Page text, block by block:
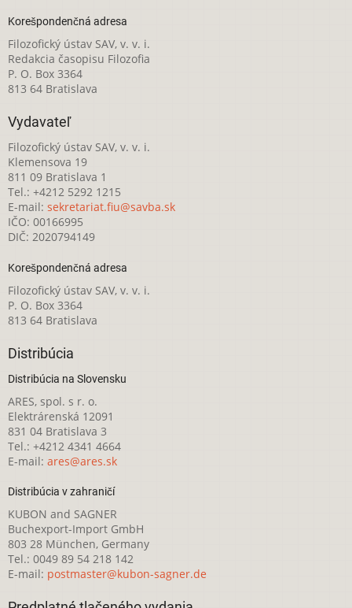
Korešpondenčná adresa
Filozofický ústav SAV, v. v. i.
Redakcia časopisu Filozofia
P. O. Box 3364
813 64 Bratislava
Vydavateľ
Filozofický ústav SAV, v. v. i.
Klemensova 19
811 09 Bratislava 1
Tel.: +4212 5292 1215
E-mail: sekretariat.fiu@savba.sk
IČO: 00166995
DIČ: 2020794149
Korešpondenčná adresa
Filozofický ústav SAV, v. v. i.
P. O. Box 3364
813 64 Bratislava
Distribúcia
Distribúcia na Slovensku
ARES, spol. s r. o.
Elektrárenská 12091
831 04 Bratislava 3
Tel.: +4212 4341 4664
E-mail: ares@ares.sk
Distribúcia v zahraničí
KUBON and SAGNER
Buchexport-Import GmbH
803 28 München, Germany
Tel.: 0049 89 54 218 142
E-mail: postmaster@kubon-sagner.de